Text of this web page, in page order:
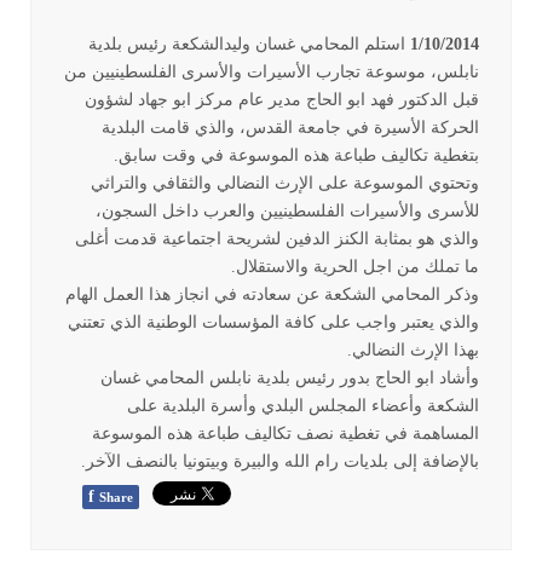
1/10/2014 استلم المحامي غسان وليدالشكعة رئيس بلدية
نابلس، موسوعة تجارب الأسيرات والأسرى الفلسطينيين من
قبل الدكتور فهد ابو الحاج مدير عام مركز ابو جهاد لشؤون
الحركة الأسيرة في جامعة القدس، والذي قامت البلدية
بتغطية تكاليف طباعة هذه الموسوعة في وقت سابق.
وتحتوي الموسوعة على الإرث النضالي والثقافي والتراثي
للأسرى والأسيرات الفلسطينيين والعرب داخل السجون،
والذي هو بمثابة الكنز الدفين لشريحة اجتماعية قدمت أغلى
ما تملك من اجل الحرية والاستقلال.
وذكر المحامي الشكعة عن سعادته في انجاز هذا العمل الهام
والذي يعتبر واجب على كافة المؤسسات الوطنية الذي تعتني
بهذا الإرث النضالي.
وأشاد ابو الحاج بدور رئيس بلدية نابلس المحامي غسان
الشكعة وأعضاء المجلس البلدي وأسرة البلدية على
المساهمة في تغطية نصف تكاليف طباعة هذه الموسوعة
بالإضافة إلى بلديات رام الله والبيرة وبيتونيا بالنصف الآخر.
f Share